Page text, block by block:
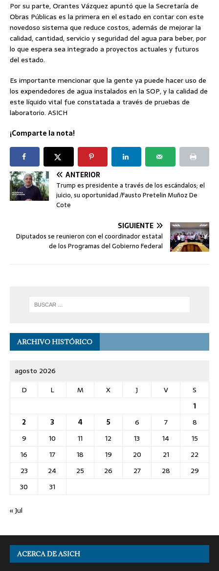
Por su parte, Orantes Vázquez apuntó que la Secretaría de
Obras Públicas es la primera en el estado en contar con este
novedoso sistema que reduce costos, además de mejorar la
calidad, cantidad, servicio y seguridad del agua para beber, por
lo que espera sea integrado a proyectos actuales y futuros
del estado.
Es importante mencionar que la gente ya puede hacer uso de
los expendedores de agua instalados en la SOP, y la calidad de
este líquido vital fue constatada a través de pruebas de
laboratorio. ASICH
¡Comparte la nota!
ANTERIOR
Trump es presidente a través de los escándalos; el
juicio, su oportunidad /Fausto Pretelin Muñoz De
Cote
SIGUIENTE
Diputados se reunieron con el coordinador estatal
de los Programas del Gobierno Federal
ARCHIVO HISTÓRICO
agosto 2026
D
L M X J V
S
1
2
3 4 5 6 7
8
9
10 11 12 13 14
15
16
17 18 19 20 21
22
23
24 25 26 27 28
29
30
31
« Jul
ACERCA DE ASICH